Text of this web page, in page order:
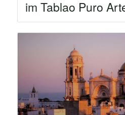
im Tablao Puro